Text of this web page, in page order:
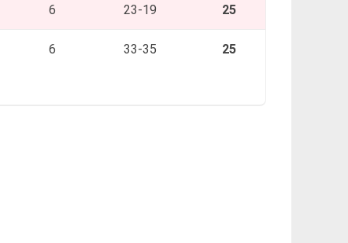
6 23-19 25
6 33-35 25